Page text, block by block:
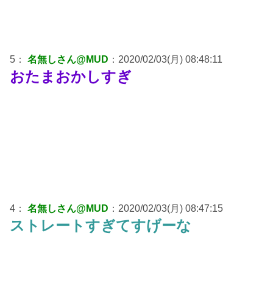
5： 名無しさん@MUD ：2020/02/03(月) 08:48:11
おたまおかしすぎ
4： 名無しさん@MUD ：2020/02/03(月) 08:47:15
ストレートすぎてすげーな